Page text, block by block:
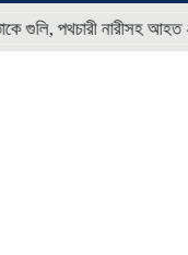
নারীসহ আহত ২ * * * *